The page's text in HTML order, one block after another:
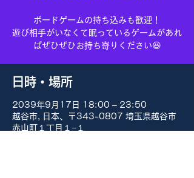
ボードゲームの持ち込みも歓迎！
遊び相手がいなくて眠っているゲームがあれ
ばぜひぜひお持ち寄りください😆
日時・場所
2039年9月17日 18:00 – 23:50
越谷市, 日本、〒343-0807 埼玉県越谷市
赤山町１丁目１−１